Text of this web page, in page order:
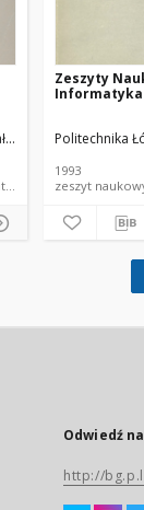
i Automatyki.
Elektrotechniki,
dokument piśmienniczy
Zeszyty
Informatyka
Politechnika
1993
Odwiedź
http://